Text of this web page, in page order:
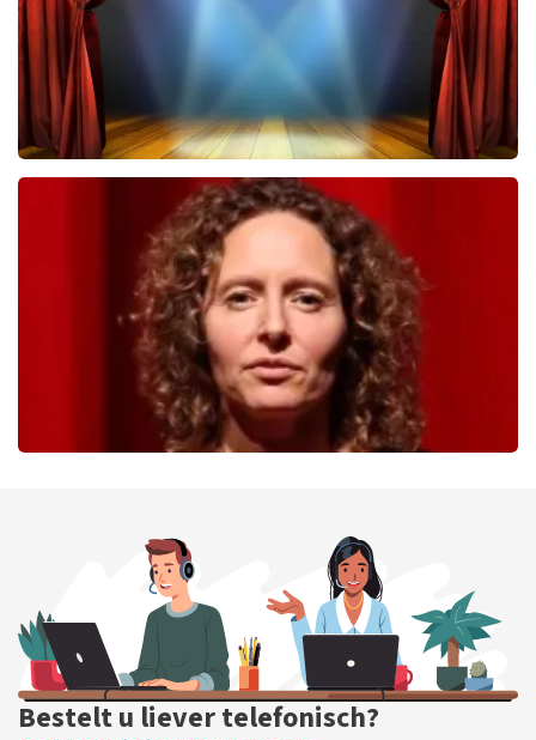
40 45 De Musical
laatste 30 minuten
BESTEL NU
BESTEL NU
Bestelt u liever telefonisch?